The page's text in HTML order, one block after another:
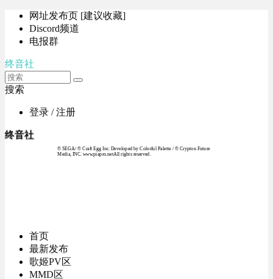
网址发布页 [建议收藏]
Discord频道
电报群
终音社
搜索
登录 / 注册
终音社
© SEGA / © Craft Egg Inc. Developed by Colorful Palette / © Crypton Future
Media, INC. www.piapro.netAll rights reserved.
首页
最新发布
歌姬PV区
MMD区